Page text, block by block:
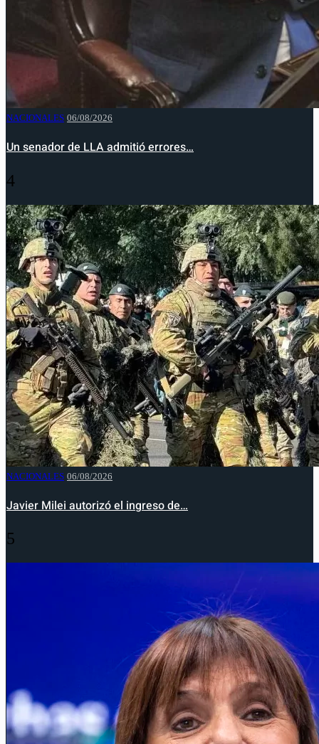
NACIONALES 06/08/2026
Un senador de LLA admitió errores…
4
NACIONALES 06/08/2026
Javier Milei autorizó el ingreso de…
5